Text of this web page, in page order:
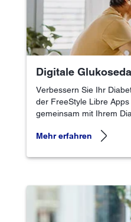
Digitale
Verbessern Sie Ihr
der FreeStyle Libre
gemeinsam mit Ihrem
Mehr erfahren